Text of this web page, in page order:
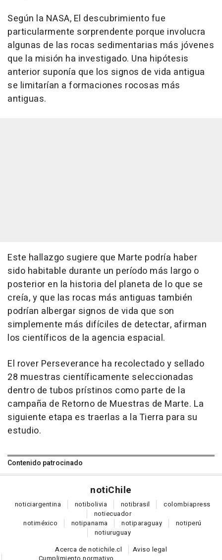
Según la NASA, El descubrimiento fue
particularmente sorprendente porque involucra
algunas de las rocas sedimentarias más jóvenes
que la misión ha investigado. Una hipótesis
anterior suponía que los signos de vida antigua
se limitarían a formaciones rocosas más
antiguas.
Este hallazgo sugiere que Marte podría haber
sido habitable durante un período más largo o
posterior en la historia del planeta de lo que se
creía, y que las rocas más antiguas también
podrían albergar signos de vida que son
simplemente más difíciles de detectar, afirman
los científicos de la agencia espacial.
El rover Perseverance ha recolectado y sellado
28 muestras científicamente seleccionadas
dentro de tubos prístinos como parte de la
campaña de Retorno de Muestras de Marte. La
siguiente etapa es traerlas a la Tierra para su
estudio.
Contenido patrocinado
notiChile
noticiargentina notibolivia notibrasil colombiapress
notiecuador
notiméxico notipanama notiparaguay notiperú
notiuruguay
Acerca de notichile.cl
Aviso legal